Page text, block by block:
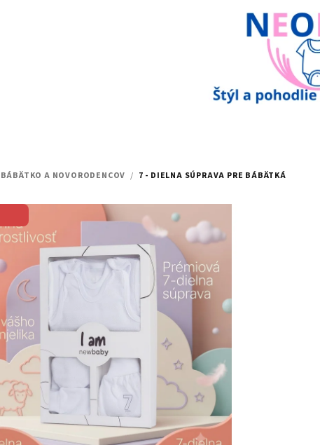
BÁBÄTKO A NOVORODENCOV / 7 - DIELNA SÚPRAVA PRE BÁBÄTKÁ